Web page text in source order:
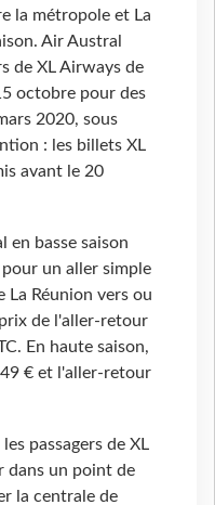
la métropole et La
Air Austral
de XL Airways de
octobre pour des
2020, sous
: les billets XL
avant le 20
en basse saison
un aller simple
Réunion vers ou
de l'aller-retour
En haute saison,
€ et l'aller-retour
passagers de XL
dans un point de
la centrale de